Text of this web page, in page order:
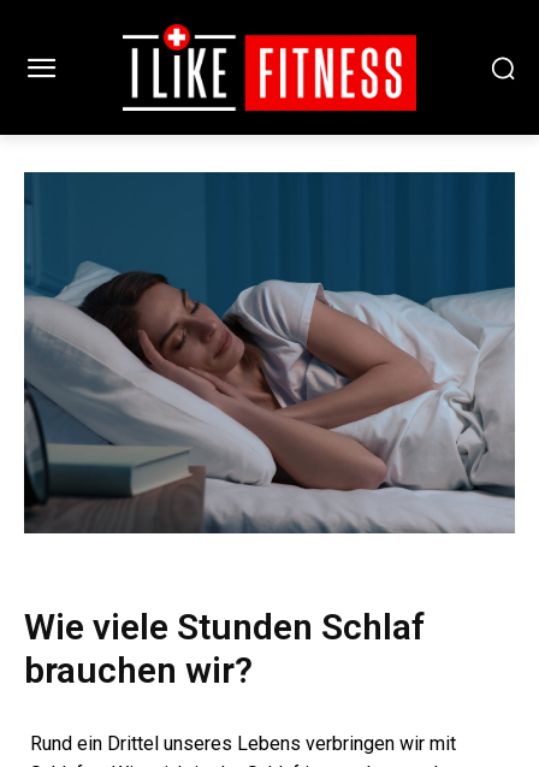
Wie viele Stunden Schlaf
brauchen wir?
Rund ein Drittel unseres Lebens verbringen wir mit